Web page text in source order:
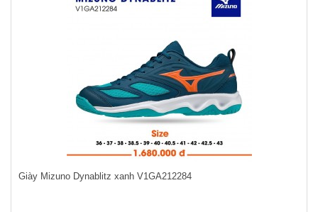
Giày Mizuno Dynablitz xanh V1GA212284